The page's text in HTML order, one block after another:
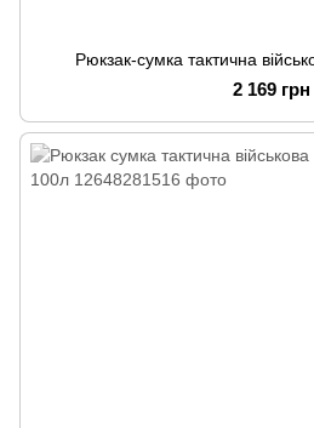
Рюкзак-сумка тактична
2 169 грн